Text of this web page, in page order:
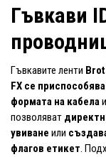
Гъвкави
Гъвкавите ленти
FX се
формата на кабелаи
позволяват
увиване или
флагов етикет.